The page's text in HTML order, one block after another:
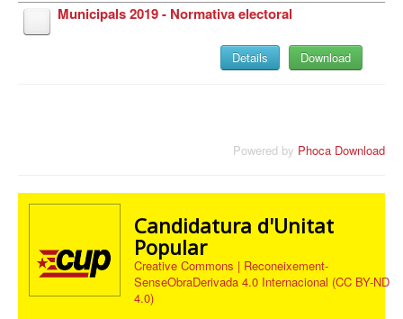
Municipals 2019 - Normativa electoral
Download
Details
Powered by Phoca Download
Candidatura d'Unitat
Popular
Creative Commons | Reconeixement-
SenseObraDerivada 4.0 Internacional (CC BY-ND
4.0)